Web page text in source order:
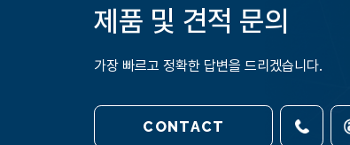
제품 및 견적 문의
가장 빠르고 정확한 답변을 드리겠습니다.
CONTACT